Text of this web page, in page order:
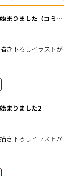
まりました（コミッ
き下ろしイラストが
一転
され幸せな日々を送
ことに！
ない生徒が続出!?
な第3巻！
まりました2
き下ろしイラストが